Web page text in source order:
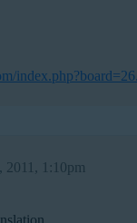
2011, 1:10pm